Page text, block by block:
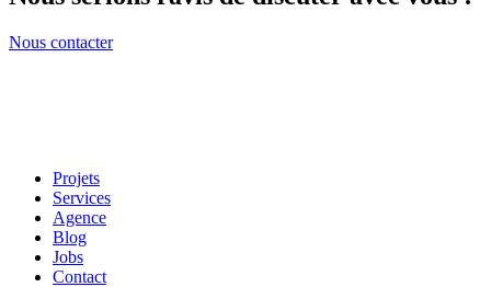
Nous contacter
Projets
Services
Agence
Blog
Jobs
Contact